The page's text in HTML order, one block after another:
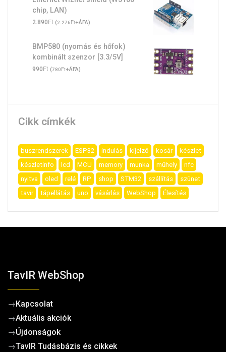
chip, LAN)
2.890Ft (2.276Ft+ÁFA)
BMP580 (nyomás és hőfok)
kombinált szenzor [3.3/5V]
990Ft (780Ft+ÁFA)
Cikk címkék
buszrendszerek ESP32 indulás kijelző kosár
készlet
készletinfo
lcd MCU memory munka műhely
nfc
nyitva
oled relé RP shop STM32 szállítás
szünet
tavir
tápellátás uno vásárlás WebShop Élesítés
TavIR WebShop
→Kapcsolat
→Aktuális akciók
→Újdonságok
→TavIR Tudásbázis és cikkek